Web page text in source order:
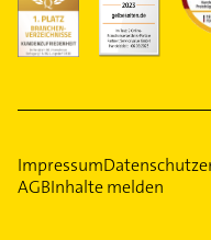
Impressum
AGBInhalte melden